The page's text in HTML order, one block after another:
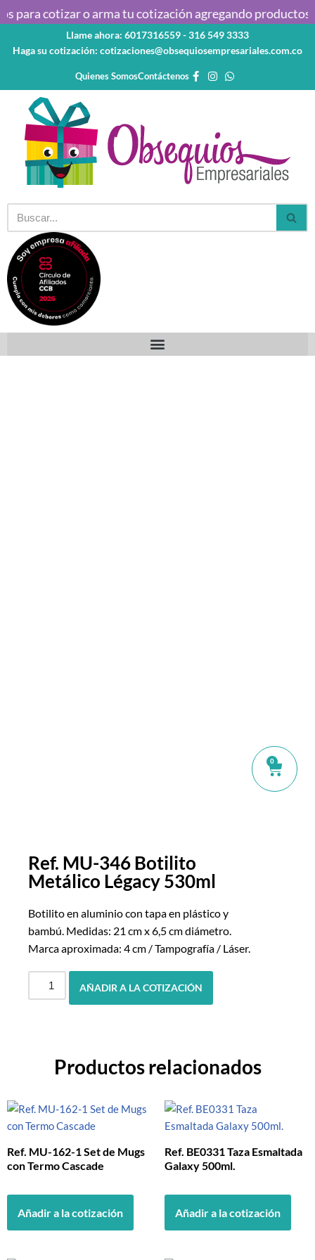
al
para cotizar o arma tu cotización agregando productos
Llame ahora: 6017316559 - 316 549 3333
Haga su cotización: cotizaciones@obsequiosempresariales.com.co
Quienes SomosContáctenos
0
Ref. MU-346 Botilito
Metálico Légacy 530ml
Botilito en aluminio con tapa en plástico y
bambú. Medidas: 21 cm x 6,5 cm diámetro.
Marca aproximada: 4 cm / Tampografía / Láser.
AÑADIR A LA COTIZACIÓN
Productos relacionados
Ref. MU-162-1 Set de Mugs
con Termo Cascade
Añadir a la cotización
Ref. BE0331 Taza Esmaltada
Galaxy 500ml.
Añadir a la cotización